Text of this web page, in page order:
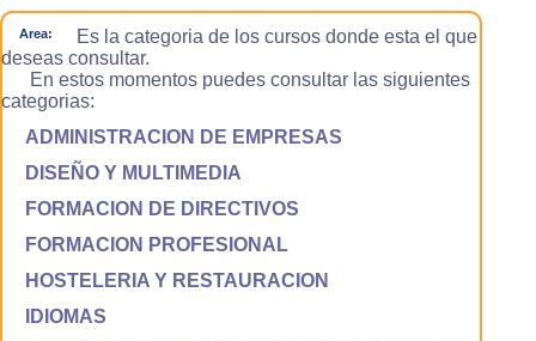
Area:
Es la categoria de los cursos donde esta el que
deseas consultar.
En estos momentos puedes consultar las siguientes
categorias:
ADMINISTRACION DE EMPRESAS
DISEÑO Y MULTIMEDIA
FORMACION DE DIRECTIVOS
FORMACION PROFESIONAL
HOSTELERIA Y RESTAURACION
IDIOMAS